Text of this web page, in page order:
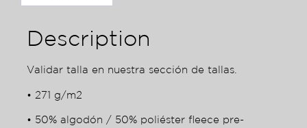
Description
Validar talla en nuestra sección de tallas.
• 271 g/m2
• 50% algodón / 50% poliéster fleece pre-